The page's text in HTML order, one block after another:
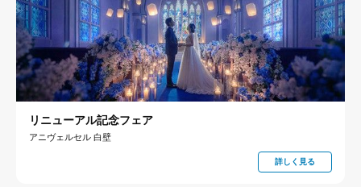
リニューアル記念フェア
アニヴェルセル 白壁
詳しく見る